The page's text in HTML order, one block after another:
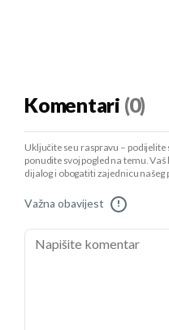
Komentari (0)
Uključite se u raspravu –
ponudite svoj pogled na temu.
dijalog i obogatiti zajednicu našeg
Važna obavijest !